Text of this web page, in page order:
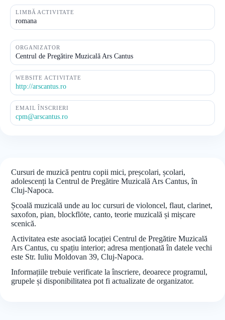
LIMBĂ ACTIVITATE
romana
ORGANIZATOR
Centrul de Pregătire Muzicală Ars Cantus
WEBSITE ACTIVITATE
http://arscantus.ro
EMAIL ÎNSCRIERI
cpm@arscantus.ro
Cursuri de muzică pentru copii mici, preșcolari, școlari,
adolescenți la Centrul de Pregătire Muzicală Ars Cantus, în
Cluj-Napoca.
Școală muzicală unde au loc cursuri de violoncel, flaut, clarinet,
saxofon, pian, blockflöte, canto, teorie muzicală și mișcare
scenică.
Activitatea este asociată locației Centrul de Pregătire Muzicală
Ars Cantus, cu spațiu interior; adresa menționată în datele vechi
este Str. Iuliu Moldovan 39, Cluj-Napoca.
Informațiile trebuie verificate la înscriere, deoarece programul,
grupele și disponibilitatea pot fi actualizate de organizator.